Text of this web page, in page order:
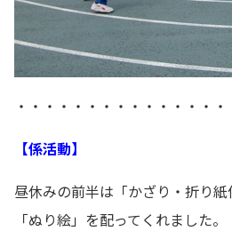
・・・・・・・・・・・・・・
【係活動】
昼休みの前半は「かざり・折り
「ぬり絵」を配ってくれました。